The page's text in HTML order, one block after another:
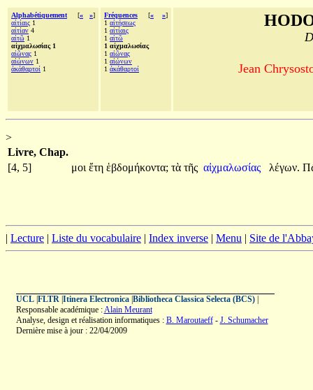
Alphabétiquement [« »]
αἰτίαις 1
αἰτίαν 4
αἰτῶ 1
αἰχμαλωσίας 1
αἰῶνας 1
αἰώνων 1
ἀκάθαρτοί 1
Fréquences [« »]
1 αἰτήσεως
1 αἰτίαις
1 αἰτῶ
1 αἰχμαλωσίας
1 αἰῶνας
1 αἰώνων
1 ἀκάθαρτοί Jean
>
Livre, Chap.
[4, 5]
μοι ἔτη ἑβδομήκοντα; τὰ τῆς αἰχμαλωσίας λέγων.
| Lecture | Liste du vocabulaire | Index inverse | Menu | Site de
UCL| FLTR| Itinera Electronica| Bibliotheca Classica Selecta (BCS)|
Responsable académique :Alain Meurant
Analyse, design et réalisation informatiques : B. Maroutaeff- J. Schumacher
Dernière mise à jour : 22/04/2009